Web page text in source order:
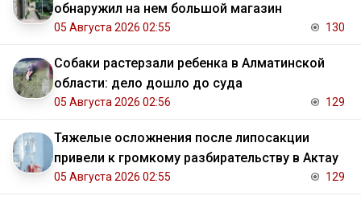
обнаружил на нем большой магазин
05 Августа 2026 02:55 130
Собаки растерзали ребенка в Алматинской
области: дело дошло до суда
05 Августа 2026 02:56 129
Тяжелые осложнения после липосакции
привели к громкому разбирательству в Актау
05 Августа 2026 02:55 129